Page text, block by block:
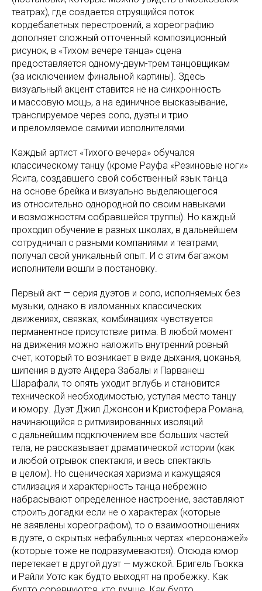
театрах), где создается струящийся поток
кордебалетных перестроений, а хореографию
дополняет сложный отточенный композиционный
рисунок, в «Тихом вечере танца» сцена
предоставляется одному-двум-трем танцовщикам
(за исключением финальной картины). Здесь
визуальный акцент ставится не на синхронность
и массовую мощь, а на единичное высказывание,
транслируемое через соло, дуэты и трио
и преломляемое самими исполнителями.
Каждый артист «Тихого вечера» обучался
классическому танцу (кроме Рауфа «Резиновые ноги»
Ясита, создавшего свой собственный язык танца
на основе брейка и визуально выделяющегося
из относительно однородной по своим навыками
и возможностям собравшейся труппы). Но каждый
проходил обучение в разных школах, в дальнейшем
сотрудничал с разными компаниями и театрами,
получал свой уникальный опыт. И с этим багажом
исполнители вошли в постановку.
Первый акт — серия дуэтов и соло, исполняемых без
музыки, однако в изломанных классических
движениях, связках, комбинациях чувствуется
перманентное присутствие ритма. В любой момент
на движения можно наложить внутренний ровный
счет, который то возникает в виде дыхания, цоканья,
шипения в дуэте Андера Забалы и Парванеш
Шарафали, то опять уходит вглубь и становится
технической необходимостью, уступая место танцу
и юмору. Дуэт Джил Джонсон и Кристофера Романа,
начинающийся с ритмизированных изоляций
с дальнейшим подключением все больших частей
тела, не рассказывает драматической истории (как
и любой отрывок спектакля, и весь спектакль
в целом). Но сценическая харизма и кажущаяся
стилизация и характерность танца небрежно
набрасывают определенное настроение, заставляют
строить догадки если не о характерах (которые
не заявлены хореографом), то о взаимоотношениях
в дуэте, о скрытых нефабульных чертах «персонажей»
(которые тоже не подразумеваются). Отсюда юмор
перетекает в другой дуэт — мужской. Бригель Гьокка
и Райли Уотс как будто выходят на пробежку. Как